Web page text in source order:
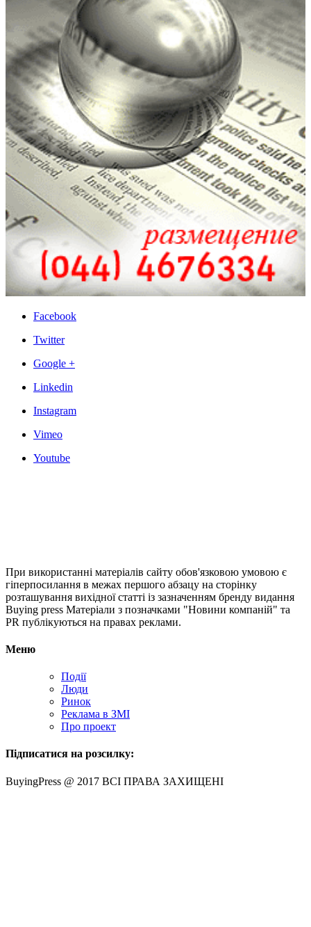
Facebook
Twitter
Google +
Linkedin
Instagram
Vimeo
Youtube
При використанні матеріалів сайту обов'язковою умовою є
гіперпосилання в межах першого абзацу на сторінку
розташування вихідної статті із зазначенням бренду видання
Buying press Матеріали з позначками "Новини компаній" та
PR публікуються на правах реклами.
Меню
Події
Люди
Ринок
Реклама в ЗМІ
Про проект
Підписатися на розсилку:
BuyingPress @ 2017 ВСІ ПРАВА ЗАХИЩЕНІ